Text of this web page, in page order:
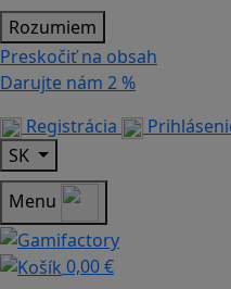
Rozumiem
Preskočiť na obsah
Darujte nám 2 %
Registrácia
SK
Menu
0,00 €